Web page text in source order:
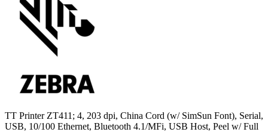
TT Printer ZT411; 4, 203 dpi, China Cord (w/ SimSun Font), Serial,
USB, 10/100 Ethernet, Bluetooth 4.1/MFi, USB Host, Peel w/ Full